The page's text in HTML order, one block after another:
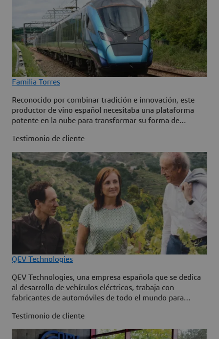
Familia Torres
Reconocido por combinar tradición e innovación, este
productor de vino español necesitaba una plataforma
potente en la nube para transformar su forma de
aprobación digital.
Testimonio de cliente
QEV Technologies
QEV Technologies, una empresa española que se dedica
al desarrollo de vehículos eléctricos, trabaja con
fabricantes de automóviles de todo el mundo para
crecimiento de su negocio, QEV Technologies adoptó la
plataforma en la nube 3DEXPERIENCE para integrar sus
Testimonio de cliente